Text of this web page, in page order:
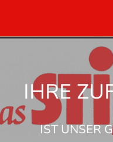
IHRE
IST UNSER